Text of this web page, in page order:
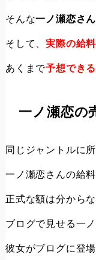
そんな一ノ瀬恋さ
そして、実際の給料
あくまで予想でき
一ノ瀬恋の
同じジャントルに
一ノ瀬恋さんの給
正式な額は分から
ブログで見せる一
彼女がブログに登